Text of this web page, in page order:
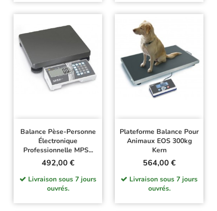
Balance Pèse-Personne
Électronique
Professionnelle MPS...
Prix
492,00 €
Livraison sous 7 jours
ouvrés.
Plateforme Balance Pour
Animaux EOS 300kg
Kern
Prix
564,00 €
Livraison sous 7 jours
ouvrés.